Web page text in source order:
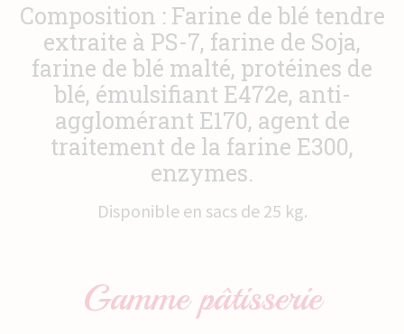
Composition : Farine de blé tendre
extraite à PS-7, farine de Soja,
farine de blé malté, protéines de
blé, émulsifiant E472e, anti-
agglomérant E170, agent de
traitement de la farine E300,
enzymes.
Disponible en sacs de 25 kg.
Gammepâtisserie